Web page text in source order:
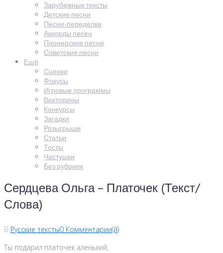
Зарубежные тексты
Детские песни
Песни-переделки
Аккорды песен
Пионерские песни
Советские песни
Ещё
Сценки
Фокусы
Игровые программы
Викторины
Конкурсы
Загадки
Розыгрыши
Статьи
Тосты
Частушки
Без рубрики
Сердцева Ольга – Платочек (Текст/
Слова)
В Русские тексты0 Комментарии(й)
Ты подарил платочек аленький,